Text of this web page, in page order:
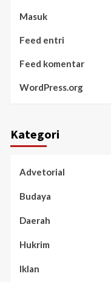
Masuk
Feed entri
Feed komentar
WordPress.org
Kategori
Advetorial
Budaya
Daerah
Hukrim
Iklan